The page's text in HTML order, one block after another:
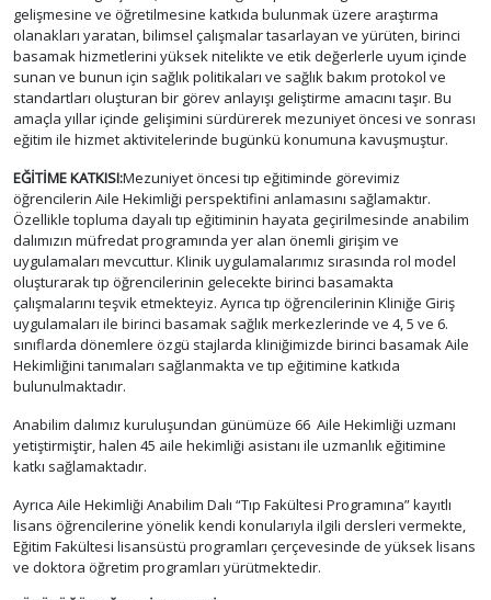
gelişmesine ve öğretilmesine katkıda bulunmak üzere araştırma
olanakları yaratan, bilimsel çalışmalar tasarlayan ve yürüten, birinci
basamak hizmetlerini yüksek nitelikte ve etik değerlerle uyum içinde
sunan ve bunun için sağlık politikaları ve sağlık bakım protokol ve
standartları oluşturan bir görev anlayışı geliştirme amacını taşır. Bu
amaçla yıllar içinde gelişimini sürdürerek mezuniyet öncesi ve sonrası
eğitim ile hizmet aktivitelerinde bugünkü konumuna kavuşmuştur.
EĞİTİME KATKISI:Mezuniyet öncesi tıp eğitiminde görevimiz
öğrencilerin Aile Hekimliği perspektifini anlamasını sağlamaktır.
Özellikle topluma dayalı tıp eğitiminin hayata geçirilmesinde anabilim
dalımızın müfredat programında yer alan önemli girişim ve
uygulamaları mevcuttur. Klinik uygulamalarımız sırasında rol model
oluşturarak tıp öğrencilerinin gelecekte birinci basamakta
çalışmalarını teşvik etmekteyiz. Ayrıca tıp öğrencilerinin Kliniğe Giriş
uygulamaları ile birinci basamak sağlık merkezlerinde ve 4, 5 ve 6.
sınıflarda dönemlere özgü stajlarda kliniğimizde birinci basamak Aile
Hekimliğini tanımaları sağlanmakta ve tıp eğitimine katkıda
bulunulmaktadır.
Anabilim dalımız kuruluşundan günümüze 66 Aile Hekimliği uzmanı
yetiştirmiştir, halen 45 aile hekimliği asistanı ile uzmanlık eğitimine
katkı sağlamaktadır.
Ayrıca Aile Hekimliği Anabilim Dalı “Tıp Fakültesi Programına” kayıtlı
lisans öğrencilerine yönelik kendi konularıyla ilgili dersleri vermekte,
Eğitim Fakültesi lisansüstü programları çerçevesinde de yüksek lisans
ve doktora öğretim programları yürütmektedir.